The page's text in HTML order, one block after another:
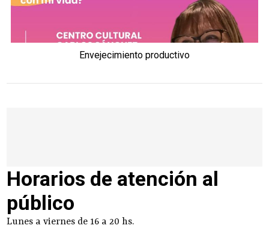
Envejecimiento productivo
Horarios de atención al
público
Lunes a viernes de 16 a 20 hs.